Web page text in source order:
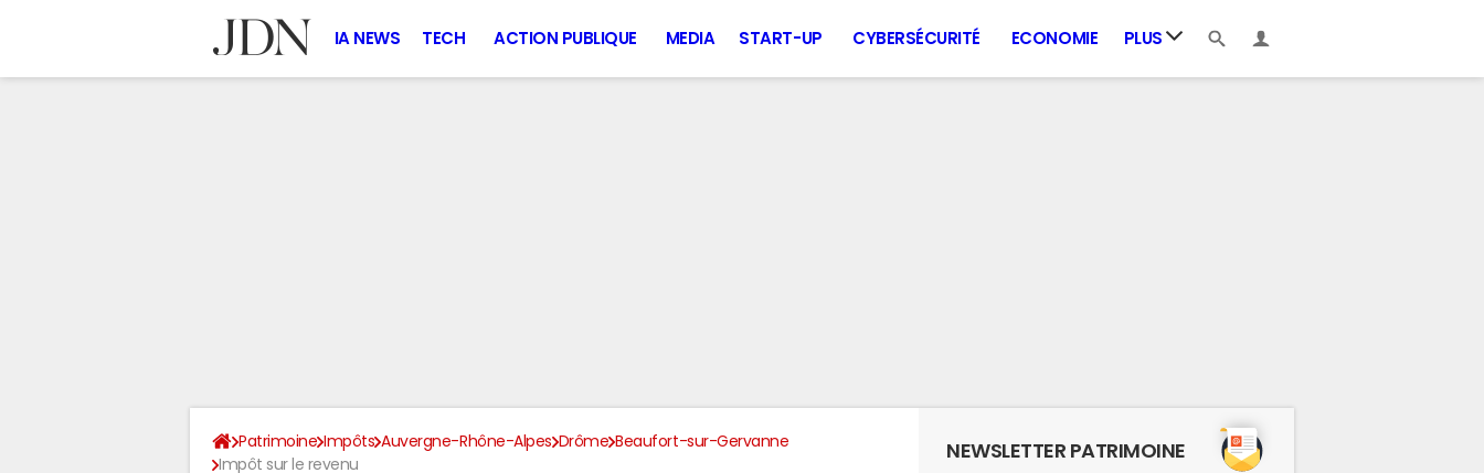
IA NEWS TECH ACTION PUBLIQUE MEDIA START-UP CYBERSÉCURITÉ ECONOMIE PLUS
Patrimoine Impôts Auvergne-Rhône-Alpes Drôme Beaufort-sur-Gervanne
Impôt sur le revenu
NEWSLETTER PATRIMOINE